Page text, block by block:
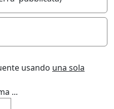
usando una sola
...